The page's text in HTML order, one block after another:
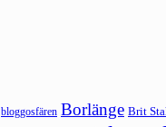
bloggosfären Borlänge Brit